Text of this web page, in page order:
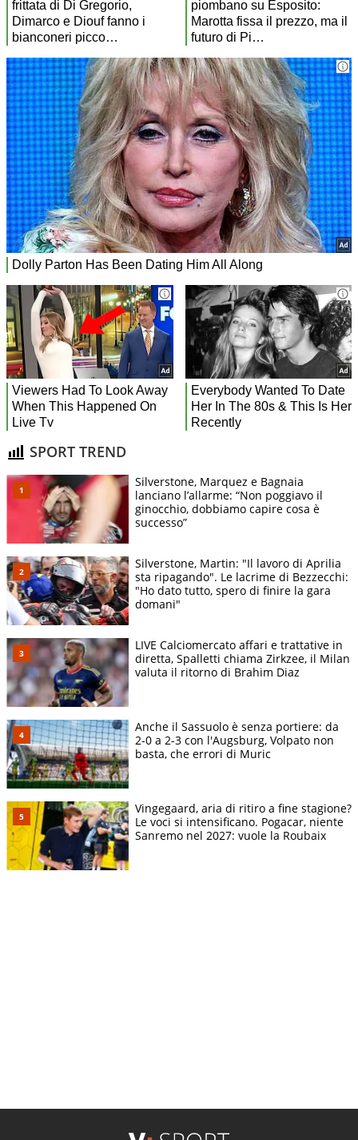
SPORT TREND
Silverstone, Marquez e Bagnaia
lanciano l’allarme: “Non poggiavo il
ginocchio, dobbiamo capire cosa è
successo”
Silverstone, Martin: "Il lavoro di Aprilia
sta ripagando". Le lacrime di Bezzecchi:
"Ho dato tutto, spero di finire la gara
domani"
LIVE Calciomercato affari e trattative in
diretta, Spalletti chiama Zirkzee, il Milan
valuta il ritorno di Brahim Diaz
Anche il Sassuolo è senza portiere: da
2-0 a 2-3 con l'Augsburg, Volpato non
basta, che errori di Muric
Vingegaard, aria di ritiro a fine stagione?
Le voci si intensificano. Pogacar, niente
Sanremo nel 2027: vuole la Roubaix